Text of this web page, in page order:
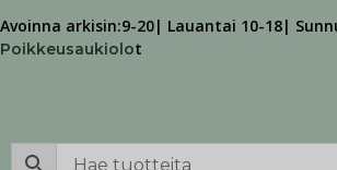
Avoinna arkisin:9-20| Lauantai 10-18|
Poikkeusaukiolot